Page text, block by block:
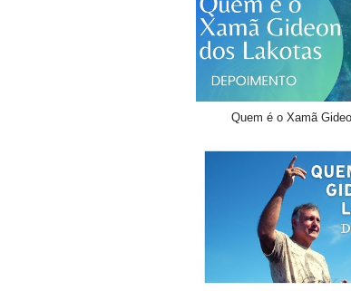
Quem é o Xamã